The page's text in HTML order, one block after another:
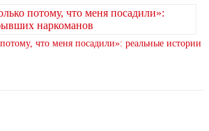
что меня посадили»: реальные истории